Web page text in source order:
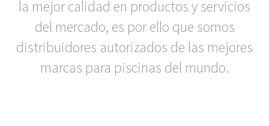
la mejor calidad en productos y servicios
del mercado, es por ello que somos
distribuidores autorizados de las mejores
marcas para piscinas del mundo.